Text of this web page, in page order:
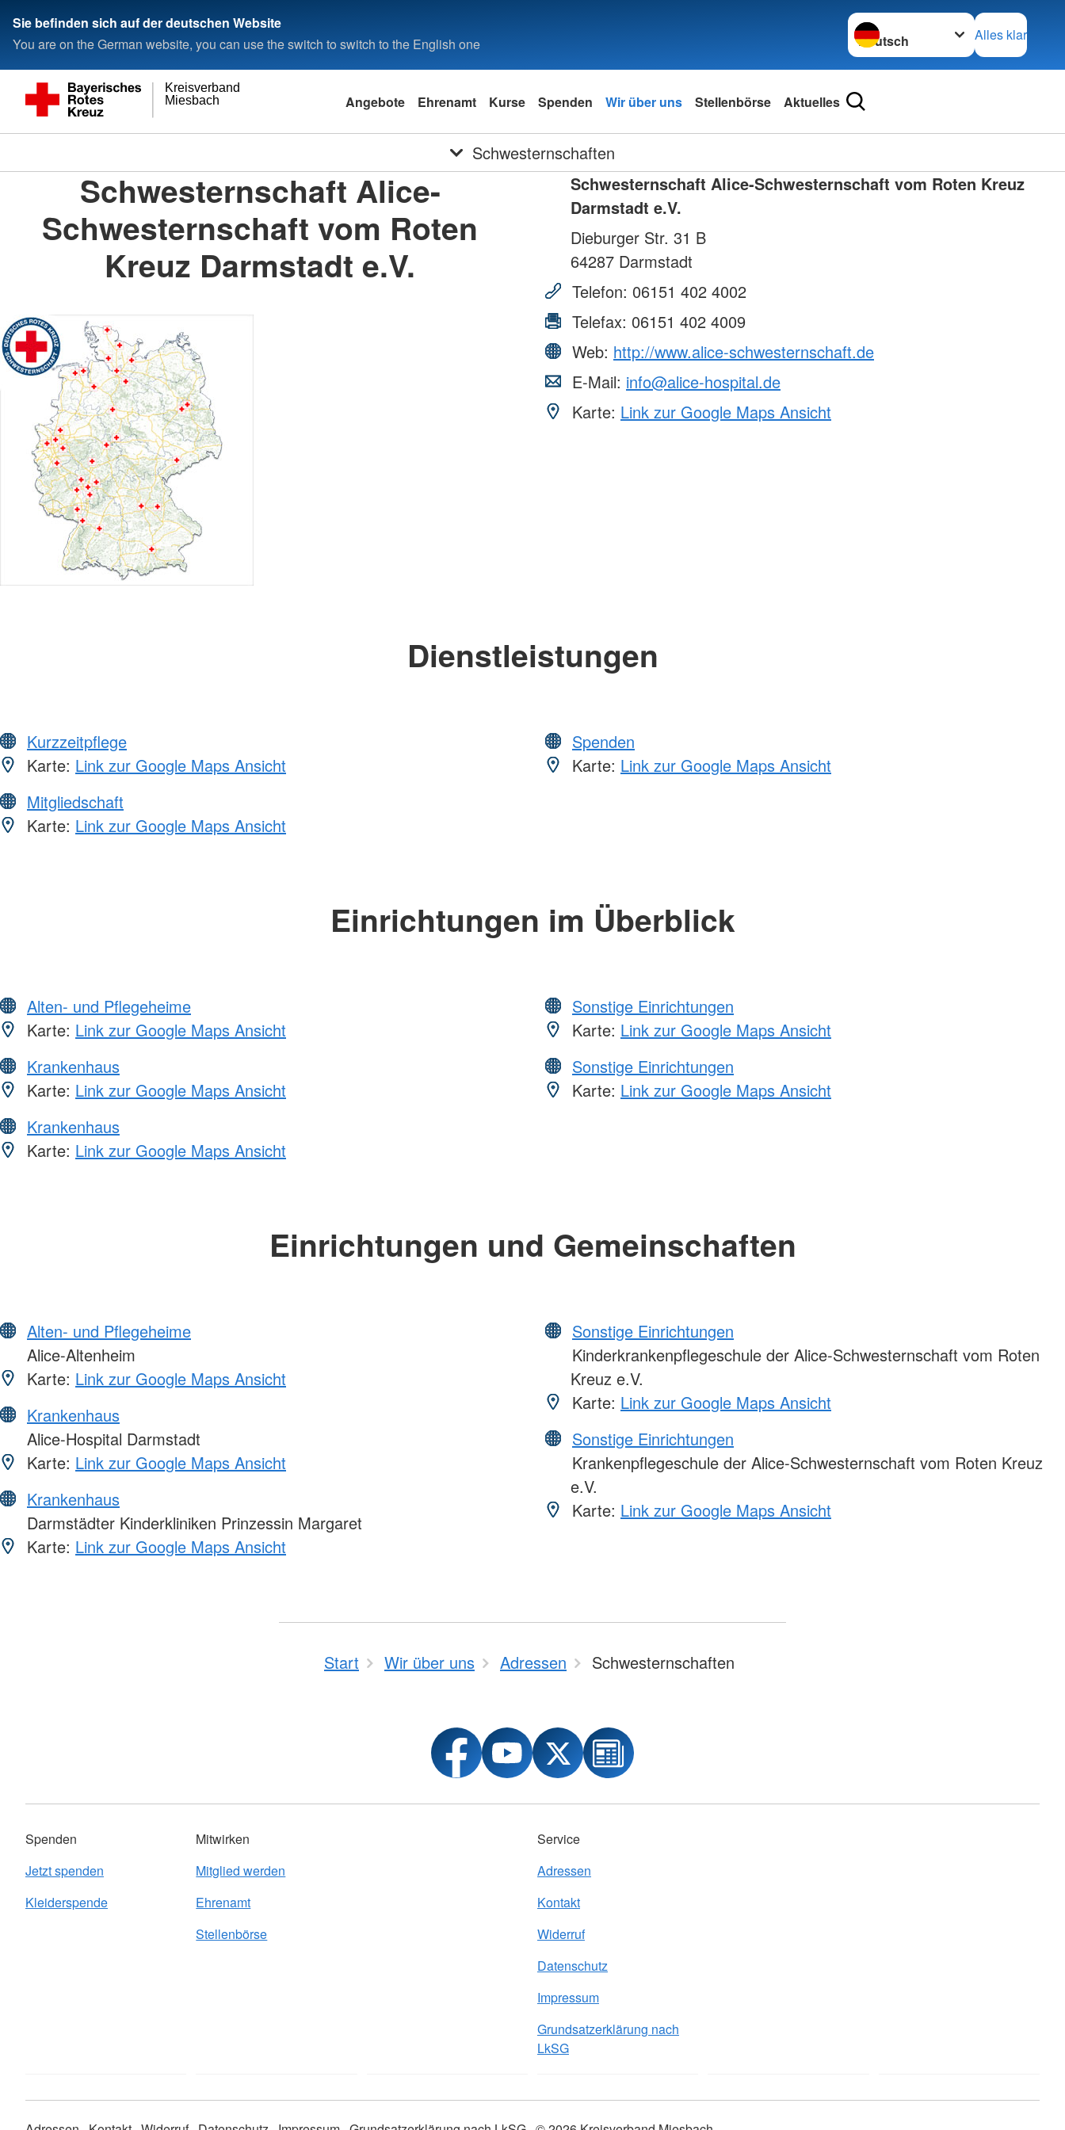
Sie befinden sich auf der deutschen Website
You are on the German website, you can use the switch to switch to the English one
Sprache wechseln zu
Alles klar
Miesbach
Kreisverband
Angebote Ehrenamt Kurse Spenden Wir über uns Stellenbörse Aktuelles
Schwesternschaften
Schwesternschaft Alice-
Schwesternschaft vom Roten
Kreuz Darmstadt e.V.
Schwesternschaft Alice-Schwesternschaft vom Roten Kreuz
Darmstadt e.V.
Dieburger Str. 31 B
64287 Darmstadt
Telefon: 06151 402 4002
Telefax: 06151 402 4009
Web: http://www.alice-schwesternschaft.de
E-Mail: info@alice-hospital.de
Karte: Link zur Google Maps Ansicht
Dienstleistungen
Kurzzeitpflege
Karte: Link zur Google Maps Ansicht
Mitgliedschaft
Karte: Link zur Google Maps Ansicht
Spenden
Karte: Link zur Google Maps Ansicht
Einrichtungen im Überblick
Alten- und Pflegeheime
Karte: Link zur Google Maps Ansicht
Krankenhaus
Karte: Link zur Google Maps Ansicht
Krankenhaus
Karte: Link zur Google Maps Ansicht
Sonstige Einrichtungen
Karte: Link zur Google Maps Ansicht
Sonstige Einrichtungen
Karte: Link zur Google Maps Ansicht
Einrichtungen und Gemeinschaften
Alten- und Pflegeheime
Alice-Altenheim
Karte: Link zur Google Maps Ansicht
Krankenhaus
Alice-Hospital Darmstadt
Karte: Link zur Google Maps Ansicht
Krankenhaus
Darmstädter Kinderkliniken Prinzessin Margaret
Karte: Link zur Google Maps Ansicht
Sonstige Einrichtungen
Kinderkrankenpflegeschule der Alice-Schwesternschaft vom Roten
Kreuz e.V.
Karte: Link zur Google Maps Ansicht
Sonstige Einrichtungen
Krankenpflegeschule der Alice-Schwesternschaft vom Roten Kreuz
e.V.
Karte: Link zur Google Maps Ansicht
Start Wir über uns Adressen Schwesternschaften
Spenden
Jetzt spenden
Kleiderspende
Mitwirken
Mitglied werden
Ehrenamt
Stellenbörse
Service
Adressen
Kontakt
Widerruf
Datenschutz
Impressum
Grundsatzerklärung nach
LkSG